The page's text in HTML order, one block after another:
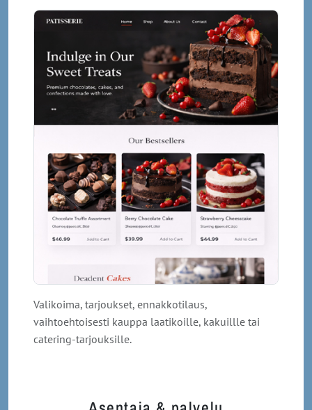
Valikoima, tarjoukset, ennakkotilaus,
vaihtoehtoisesti kauppa laatikoille, kakuillle tai
catering-tarjouksille.